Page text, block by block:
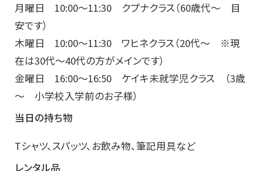
月曜日 10:00～11:30 クプナクラス（60歳代～ 目
安です）
木曜日 10:00～11:30 ワヒネクラス（20代～ ※現
在は30代～40代の方がメインです）
金曜日 16:00～16:50 ケイキ未就学児クラス （3歳
～ 小学校入学前のお子様）
当日の持ち物
Tシャツ、スパッツ、お飲み物、筆記用具など
レンタル品